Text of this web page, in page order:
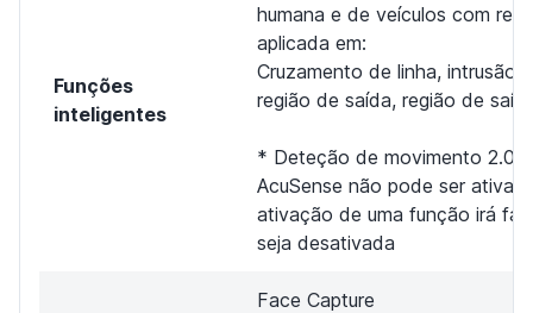
Funções
inteligentes
humana e de veículos com
aplicada em:
Cruzamento de linha, intrusão
região de saída, região de
* Deteção de movimento 2.0,
AcuSense não pode ser
ativação de uma função irá
seja desativada
Face Capture